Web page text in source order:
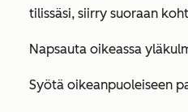
tilissäsi, siirry suoraan
Napsauta oikeassa
Syötä oikeanpuoleiseen